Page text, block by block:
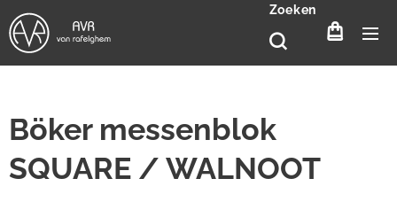
Zoeken
Böker messenblok
SQUARE / WALNOOT